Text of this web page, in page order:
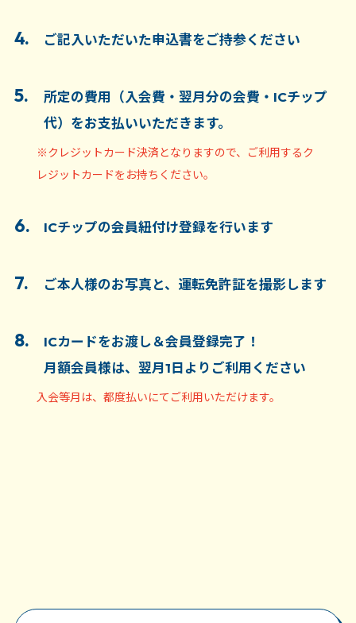
3. 利用者が入会後は、毎月下記記載の所定の月会費を前
するまでの間、所定の月会費を納入するものとしま
す。
4. 休会・退会は、希望する月の10日までに手続きを行う
ことで、翌月1日をもって休会・退会となります。（11
ります。）なお、休会・退会にかかる手続きは、必ず
いて所定の手続きを行うものとします。口頭、電話、
7. 利用者は、予約を消化してから次の予約を入れるもの
4. ご記入いただいた申込書をご持参ください
5.
所定の費用（入会費・翌月分の会費・ICチップ
代）をお支払いいただきます。
※クレジットカード決済となりますので、ご利用するク
レジットカードをお持ちください。
6. ICチップの会員紐付け登録を行います
7. ご本人様のお写真と、運転免許証を撮影します
8.
ICカードをお渡し＆会員登録完了！
月額会員様は、翌月1日よりご利用ください
入会等月は、都度払いにてご利用いただけます。